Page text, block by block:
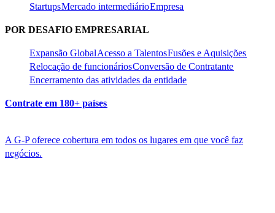
Startups​​Mercado intermediário​​Empresa​​
POR DESAFIO EMPRESARIAL​​
Expansão Global​​Acesso a Talentos​​Fusões e Aquisições​​
Relocação de funcionários​​Conversão de Contratante​​
Encerramento das atividades da entidade​​
Contrate em 180+ países​​
A G-P oferece cobertura em todos os lugares em que você faz
negócios.​​